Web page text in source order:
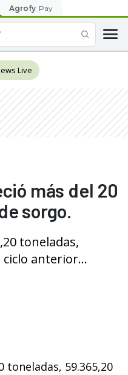
Agrofy Pay
Live
más del 20
sorgo.
toneladas,
ciclo anterior...
toneladas, 59.365,20